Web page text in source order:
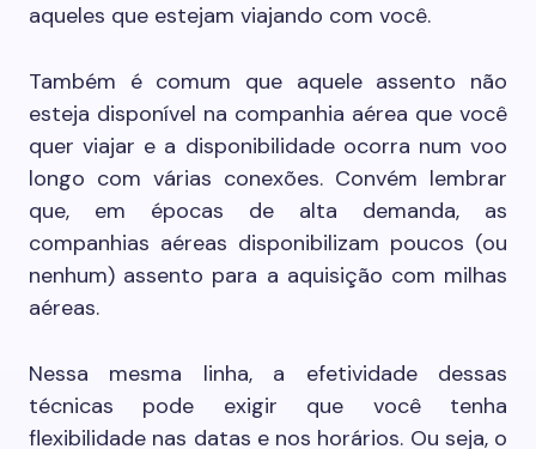
aqueles que estejam viajando com você.
Também é comum que aquele assento não
esteja disponível na companhia aérea que você
quer viajar e a disponibilidade ocorra num voo
longo com várias conexões. Convém lembrar
que, em épocas de alta demanda, as
companhias aéreas disponibilizam poucos (ou
nenhum) assento para a aquisição com milhas
aéreas.
Nessa mesma linha, a efetividade dessas
técnicas pode exigir que você tenha
flexibilidade nas datas e nos horários. Ou seja, o